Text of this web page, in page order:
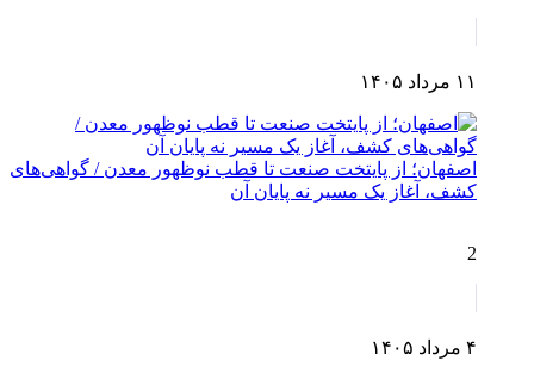
۱۱ مرداد ۱۴۰۵
اصفهان؛ از پایتخت صنعت تا قطب نوظهور معدن / گواهی‌های
کشف، آغاز یک مسیر نه پایان آن
2
۴ مرداد ۱۴۰۵